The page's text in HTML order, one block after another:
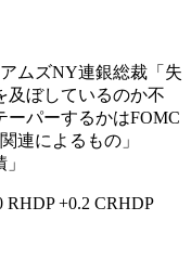
アムズNY連銀総裁「失
及ぼしているのか不
ーパーするかはFOMC
連によるもの」
+0.2 CRHDP